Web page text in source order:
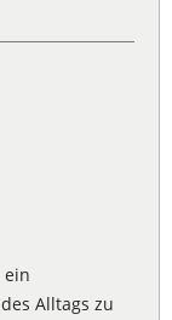
ein
Alltags zu